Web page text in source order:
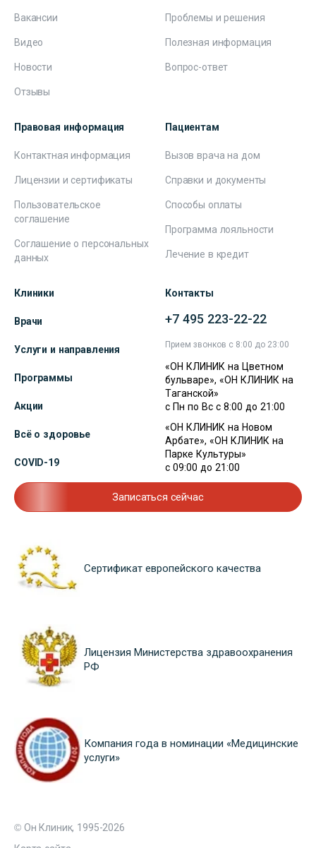
Вакансии
Видео
Новости
Отзывы
Проблемы и решения
Полезная информация
Вопрос-ответ
Правовая информация
Контактная информация
Лицензии и сертификаты
Пользовательское
соглашение
Соглашение о персональных
данных
Пациентам
Вызов врача на дом
Справки и документы
Способы оплаты
Программа лояльности
Лечение в кредит
Клиники
Врачи
Услуги и направления
Программы
Акции
Всё о здоровье
COVID-19
Контакты
+7 495 223-22-22
Прием звонков с 8:00 до 23:00
«ОН КЛИНИК на Цветном
бульваре», «ОН КЛИНИК на
Таганской»
с Пн по Вс с 8:00 до 21:00
«ОН КЛИНИК на Новом
Арбате», «ОН КЛИНИК на
Парке Культуры»
с 09:00 до 21:00
Записаться сейчас
Сертификат европейского качества
Лицензия Министерства здравоохранения
РФ
Компания года в номинации «Медицинские
услуги»
© Он Клиник, 1995-2026